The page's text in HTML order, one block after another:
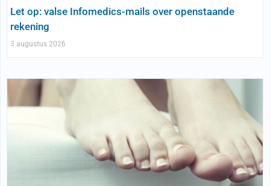
Let op: valse Infomedics-mails over openstaande
rekening
3 augustus 2026